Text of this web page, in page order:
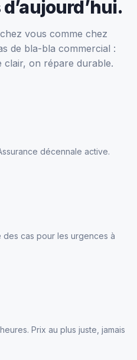
vous comme chez
de bla-bla commercial :
clair, on répare durable.
décennale active.
des cas pour les urgences à
Prix au plus juste, jamais